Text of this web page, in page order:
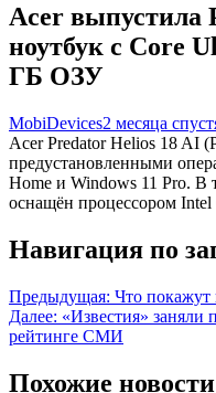
Acer выпустила
ноутбук с Core
ГБ ОЗУ
MobiDevices2 месяца
Acer Predator Helios 18 AI
предустановленными
Home и Windows 11 Pro. В
оснащён процессором
Навигация по
Предыдущая: Что покажут
Далее: «Известия» заняли
рейтинге СМИ
Похожие новости